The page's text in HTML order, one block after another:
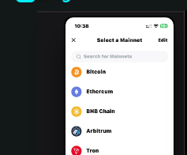
Italiano
Português (Portugal)
Bahasa Indonesia